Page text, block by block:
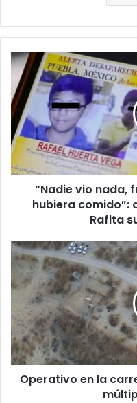
“Nadie
vio
nada,
fue
como
si
la
tierra
se
hubiera
denunció
la
madre
de
Rafita
su
desaparición
“Nadie vio nada,
hubiera comido”:
Rafita
Operativo
en
carretera
Aldama-
Ojinaga
tras
múltiple
ejecución
Operativo en la